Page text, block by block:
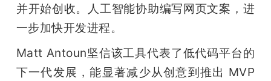
并开始创收。人工智能协助编写网页文案，进
一步加快开发进程。
Matt Antoun坚信该工具代表了低代码平台的
下一代发展，能显著减少从创意到推出 MVP